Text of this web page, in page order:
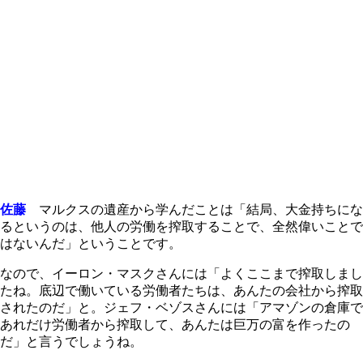
佐藤 マルクスの遺産から学んだことは「結局、大金持ちにな
るというのは、他人の労働を搾取することで、全然偉いことで
はないんだ」ということです。
なので、イーロン・マスクさんには「よくここまで搾取しまし
たね。底辺で働いている労働者たちは、あんたの会社から搾取
されたのだ」と。ジェフ・ベゾスさんには「アマゾンの倉庫で
あれだけ労働者から搾取して、あんたは巨万の富を作ったの
だ」と言うでしょうね。